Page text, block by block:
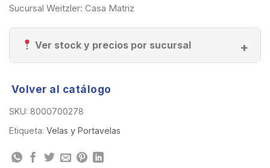
Sucursal Weitzler: Casa Matriz
Ver stock y precios por sucursal
Volver al catálogo
SKU: 8000700278
Etiqueta: Velas y Portavelas